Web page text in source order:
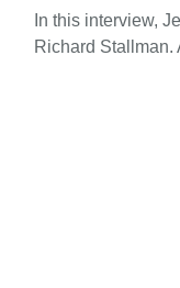
In this interview,
Richard Stallman.